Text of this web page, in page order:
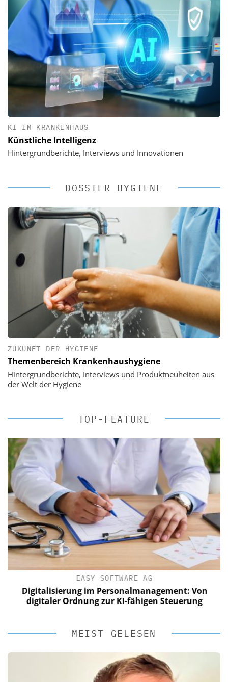
KI IM KRANKENHAUS
Künstliche Intelligenz
Hintergrundberichte, Interviews und Innovationen
DOSSIER HYGIENE
ZUKUNFT DER HYGIENE
Themenbereich Krankenhaushygiene
Hintergrundberichte, Interviews und Produktneuheiten aus
der Welt der Hygiene
TOP-FEATURE
EASY SOFTWARE AG
Digitalisierung im Personalmanagement: Von
digitaler Ordnung zur KI-fähigen Steuerung
MEIST GELESEN